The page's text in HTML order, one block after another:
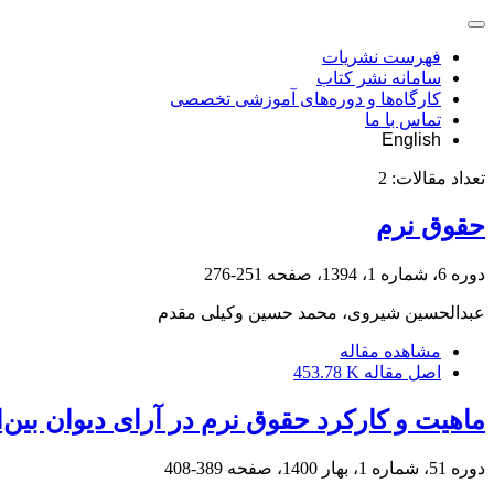
فهرست نشریات
سامانه نشر کتاب
کارگاه‌ها و دوره‌های آموزشی تخصصی
تماس با ما
English
تعداد مقالات: 2
حقوق نرم
دوره 6، شماره 1، 1394، صفحه 251-276
عبدالحسین شیروی، محمد حسین وکیلی مقدم
مشاهده مقاله
اصل مقاله 453.78 K
ماهیت و کارکرد حقوق نرم در آرای دیوان
دوره 51، شماره 1، بهار 1400، صفحه 389-408